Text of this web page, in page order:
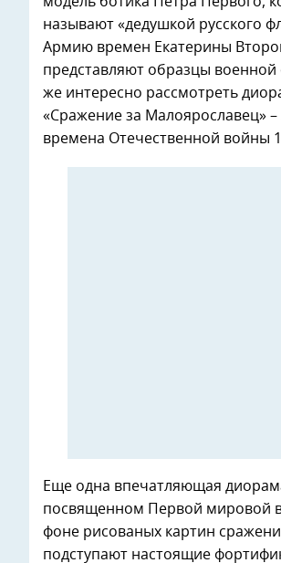
называют «дедушкой русского
Армию времен Екатерины
представляют образцы
же интересно рассмотреть
«Сражение за Малоярославец» –
времена Отечественной войны
Еще одна впечатляющая
посвященном Первой мировой
фоне рисованых картин
подступают настоящие